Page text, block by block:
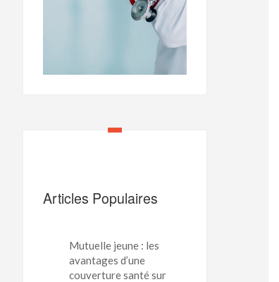
Articles Populaires
Mutuelle jeune : les
avantages d’une
couverture santé sur